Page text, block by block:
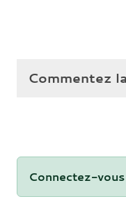
Commentez
Connectez-vous